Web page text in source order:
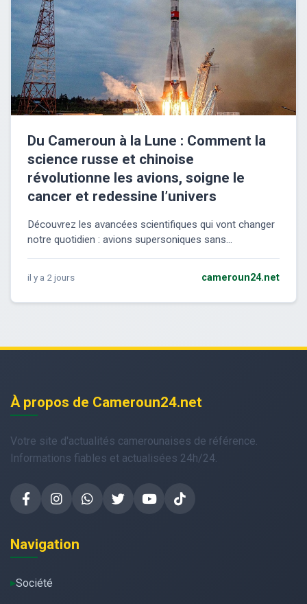
Du Cameroun à la Lune : Comment la
science russe et chinoise
révolutionne les avions, soigne le
cancer et redessine l’univers
Découvrez les avancées scientifiques qui vont changer
notre quotidien : avions supersoniques sans...
il y a 2 jours cameroun24.net
À propos de Cameroun24.net
Votre site d'actualités camerounaises de référence.
Informations fiables et actualisées 24h/24.
Navigation
Société